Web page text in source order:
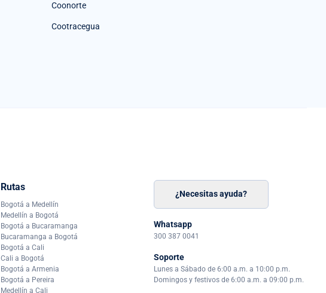
Coonorte
Cootracegua
Rutas
Bogotá a Medellín
Medellín a Bogotá
Bogotá a Bucaramanga
Bucaramanga a Bogotá
Bogotá a Cali
Cali a Bogotá
Bogotá a Armenia
Bogotá a Pereira
Medellín a Cali
¿Necesitas ayuda?
Whatsapp
300 387 0041
Soporte
Lunes a Sábado de 6:00 a.m. a 10:00 p.m.
Domingos y festivos de 6:00 a.m. a 09:00 p.m.